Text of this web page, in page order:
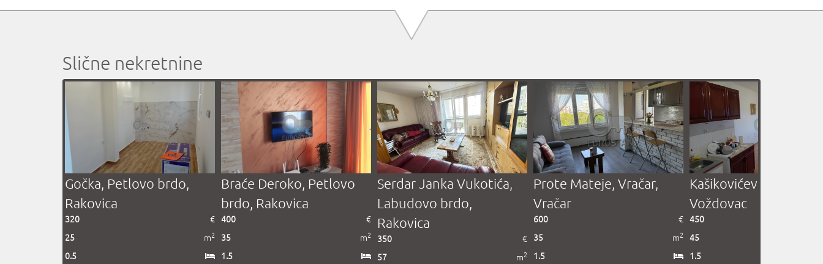
Slične nekretnine
Gočka, Petlovo brdo,
Rakovica
320
€
25
m2
0.5
Braće Deroko, Petlovo
brdo, Rakovica
400
€
35
m2
1.5
Serdar Janka Vukotića,
Labudovo brdo,
Rakovica
350
€
57
m2
Prote Mateje, Vračar,
Vračar
600
€
35
m2
1.5
Kašikovićeva, Šumice,
Voždovac
450
45
1.5